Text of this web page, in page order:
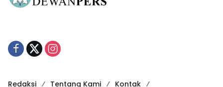
Redaksi Tentang Kami Kontak